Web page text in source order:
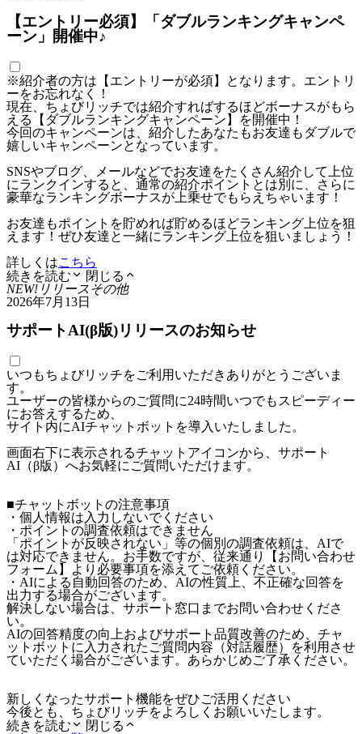
【エントリー必須】「ダブルランキングキャンペ
ーン」開催中♪
※紹介者の方は【エントリーが必須】となります。エントリ
ーをお忘れなく！
現在、ちょびリッチでは紹介すればするほどボーナスがもら
える【ダブルランキングキャンペーン】を開催中！
今回のキャンペーンは、紹介したあなたもお友達もダブルで
嬉しいキャンペーンとなっています。
SNSやブログ、メールなどでお友達をたくさん紹介して上位
にランクインすると、通常の紹介ポイントとは別に、さらに
豪華なランキングボーナスが上乗せでもらえちゃいます！
お友達もポイントを貯めれば貯めるほどランキング上位を狙
えます！ぜひ友達と一緒にランキング上位を狙いましょう！
詳しくはこちら
続きを読む
閉じる
NEW! リリースその他
2026年7月13日
サポートAI(β版)リリースのお知らせ
いつもちょびリッチをご利用いただきありがとうございま
す。
ユーザーの皆様からのご質問に24時間いつでもスピーディー
にお答えするため、
サイト内にAIチャットボットを導入いたしました。
画面右下に表示されるチャットアイコンから、サポート
AI（β版）へお気軽にご質問いただけます。
■チャットボットの注意事項
・個人情報は入力しないでください
・ポイントの調査依頼はできません
「ポイントが反映されない」等の個別の調査依頼は、AIで
は対応できません。お手数ですが、従来通り【お問い合わせ
フォーム】より必要事項を添えてご依頼ください。
・AIによる自動回答のため、AIの性質上、不正確な回答を
出力する場合がございます。
解決しない場合は、サポート窓口までお問い合わせくださ
い。
AIの回答精度の向上およびサポート品質改善のため、チャ
ットボットに入力されたご質問内容（対話履歴）を利用させ
ていただく場合がございます。あらかじめご了承ください。
新しくなったサポート機能をぜひご活用ください
今後とも、ちょびリッチをよろしくお願いいたします。
続きを読む
閉じる